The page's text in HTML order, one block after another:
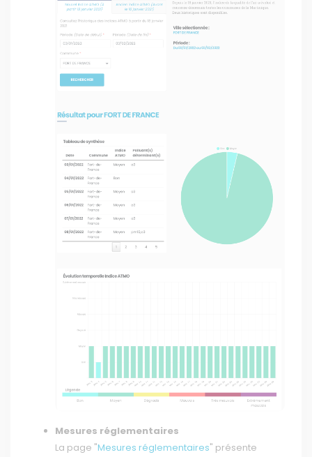
Mesures réglementaires
La page "Mesures réglementaires" présente